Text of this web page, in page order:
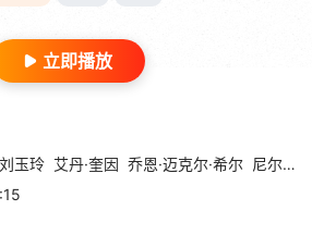
立即播放
刘玉玲 艾丹·奎因 乔恩·迈克尔·希尔 尼尔森·埃利斯